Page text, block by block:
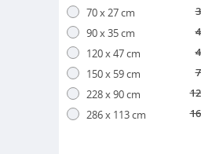
70 x 27 cm
90 x 35 cm
120 x 47 cm
150 x 59 cm
228 x 90 cm
286 x 113 cm